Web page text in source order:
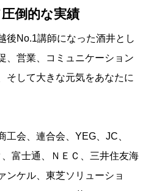
倒的な実績
後No.1講師になった酒井とし
、営業、コミュニケーション
そして大きな元気をあなたに
工会、連合会、YEG、JC、
富士通、ＮＥＣ、三井住友海
ンケル、東芝ソリューショ